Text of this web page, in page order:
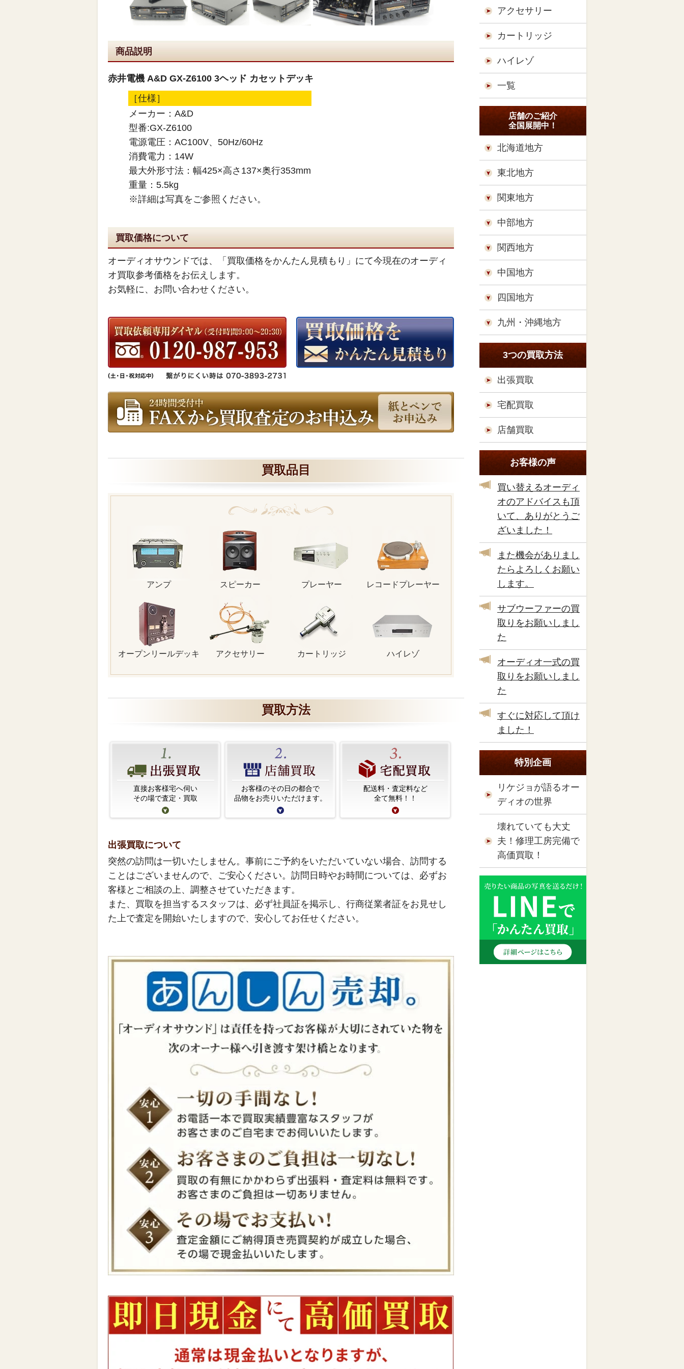
商品説明
赤井電機 A&D GX-Z6100 3ヘッド カセットデッキ
［仕様］
メーカー：A&D
型番:GX-Z6100
電源電圧：AC100V、50Hz/60Hz
消費電力：14W
最大外形寸法：幅425×高さ137×奥行353mm
重量：5.5kg
※詳細は写真をご参照ください。
買取価格について
オーディオサウンドでは、「買取価格をかんたん見積もり」にて今現在のオーディ
オ買取参考価格をお伝えします。
お気軽に、お問い合わせください。
買取品目
アンプ スピーカー プレーヤー レコードプレーヤー
オープンリールデッキ アクセサリー カートリッジ ハイレゾ
買取方法
直接お客様宅へ伺い
その場で査定・買取
お客様のその日の都合で
品物をお売りいただけます。
配送料・査定料など
全て無料！！
出張買取について
突然の訪問は一切いたしません。事前にご予約をいただいていない場合、訪問する
ことはございませんので、ご安心ください。訪問日時やお時間については、必ずお
客様とご相談の上、調整させていただきます。
また、買取を担当するスタッフは、必ず社員証を掲示し、行商従業者証をお見せし
た上で査定を開始いたしますので、安心してお任せください。
アクセサリー
カートリッジ
ハイレゾ
一覧
店舗のご紹介
全国展開中！
北海道地方
東北地方
関東地方
中部地方
関西地方
中国地方
四国地方
九州・沖縄地方
3つの買取方法
出張買取
宅配買取
店舗買取
お客様の声
買い替えるオーディ
オのアドバイスも頂
いて、ありがとうご
ざいました！
また機会がありまし
たらよろしくお願い
します。
サブウーファーの買
取りをお願いしまし
た
オーディオ一式の買
取りをお願いしまし
た
すぐに対応して頂け
ました！
特別企画
リケジョが語るオー
ディオの世界
壊れていても大丈
夫！修理工房完備で
高価買取！